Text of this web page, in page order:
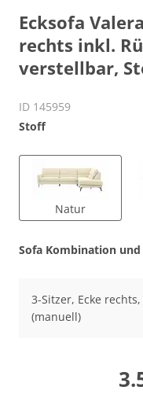
Ecksofa
rechts inkl.
verstellbar,
ID 145959
Stoff
Natur
Sofa Kombination
3-Sitzer, Ecke
(manuell)